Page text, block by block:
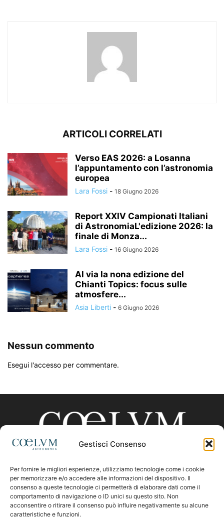
Gestisci Consenso
Per fornire le migliori esperienze, utilizziamo tecnologie come i cookie
per memorizzare e/o accedere alle informazioni del dispositivo. Il
consenso a queste tecnologie ci permetterà di elaborare dati come il
comportamento di navigazione o ID unici su questo sito. Non
acconsentire o ritirare il consenso può influire negativamente su alcune
caratteristiche e funzioni.
ARTICOLI CORRELATI
Verso EAS 2026: a Losanna
l’appuntamento con l’astronomia
europea
Lara Fossi - 18 Giugno 2026
Report XXIV Campionati Italiani
di AstronomiaL'edizione 2026: la
finale di Monza...
Lara Fossi - 16 Giugno 2026
Al via la nona edizione del
Chianti Topics: focus sulle
atmosfere...
Asia Liberti - 6 Giugno 2026
Nessun commento
Esegui l'accesso per commentare.
CHI SIAMO
Contattaci:coelumastro@coelum.com